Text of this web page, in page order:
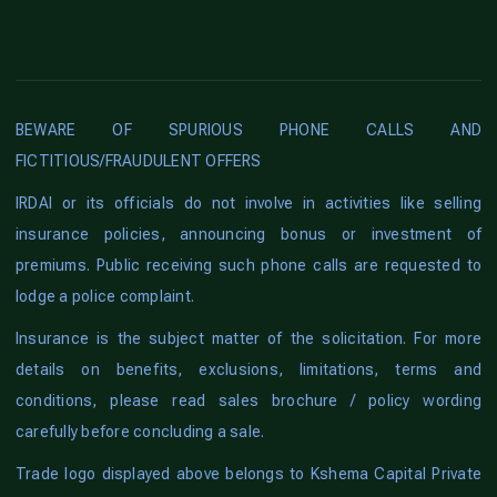
BEWARE OF SPURIOUS PHONE CALLS AND
FICTITIOUS/FRAUDULENT OFFERS
IRDAI or its officials do not involve in activities like selling
insurance policies, announcing bonus or investment of
premiums. Public receiving such phone calls are requested to
lodge a police complaint.
Insurance is the subject matter of the solicitation. For more
details on benefits, exclusions, limitations, terms and
conditions, please read sales brochure / policy wording
carefully before concluding a sale.
Trade logo displayed above belongs to Kshema Capital Private